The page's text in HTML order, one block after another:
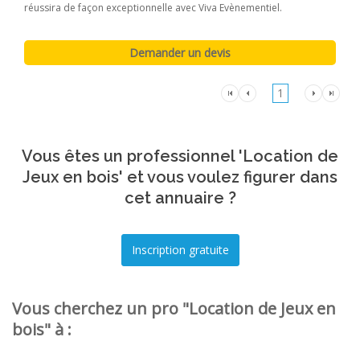
réussira de façon exceptionnelle avec Viva Evènementiel.
1
Vous êtes un professionnel 'Location de
Jeux en bois' et vous voulez figurer dans
cet annuaire ?
Vous cherchez un pro "Location de Jeux en
bois" à :